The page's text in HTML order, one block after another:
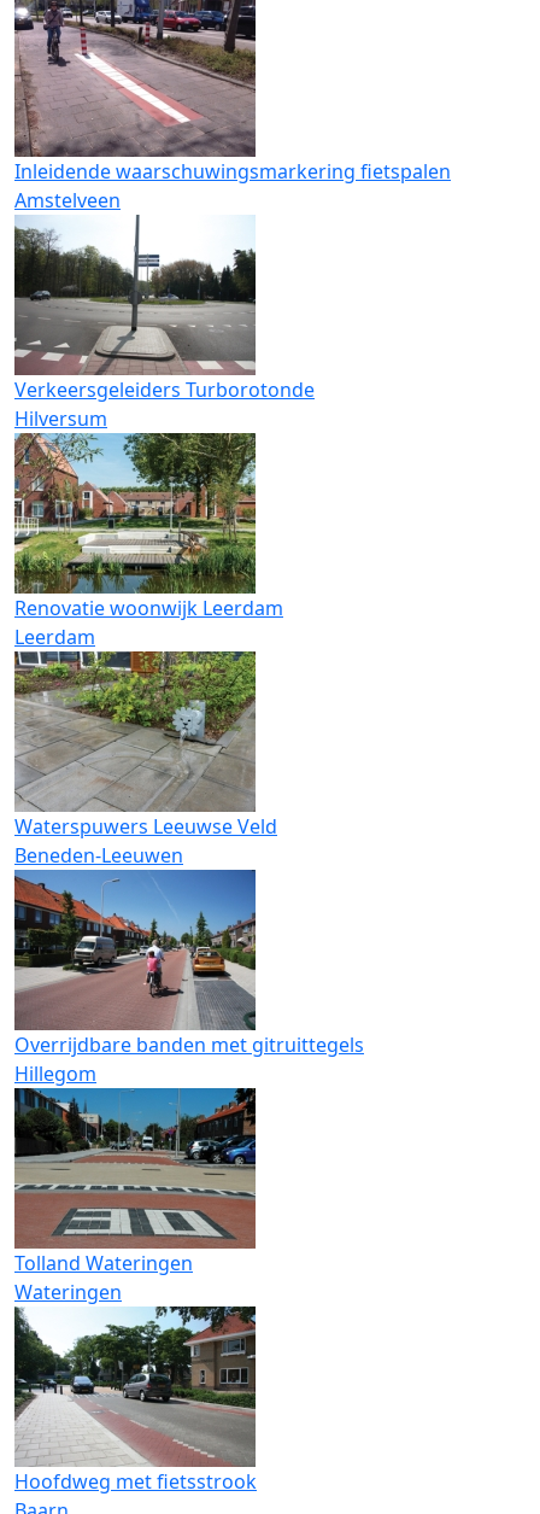
Inleidende waarschuwingsmarkering fietspalen
Amstelveen
Verkeersgeleiders Turborotonde
Hilversum
Renovatie woonwijk Leerdam
Leerdam
Waterspuwers Leeuwse Veld
Beneden-Leeuwen
Overrijdbare banden met gitruittegels
Hillegom
Tolland Wateringen
Wateringen
Hoofdweg met fietsstrook